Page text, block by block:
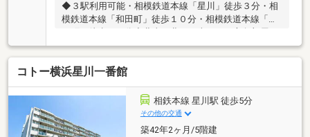
◆３駅利用可能・相模鉄道本線「星川」徒歩３分・相
模鉄道本線「和田町」徒歩１０分・相模鉄道本線「天
つき、陽当たり通風良好◆１４階建１１階部分につ
き、眺望良好◆三井不動産株式会社・相模鉄道株式会
社旧分譲マンション◆総戸数２５３戸の大規模マンシ
ョン◆専有面積：７５．４６㎡ ３ＬＤＫ
コトー横浜星川一番館
相鉄本線 星川駅 徒歩5分
その他の交通
築42年2ヶ月/5階建